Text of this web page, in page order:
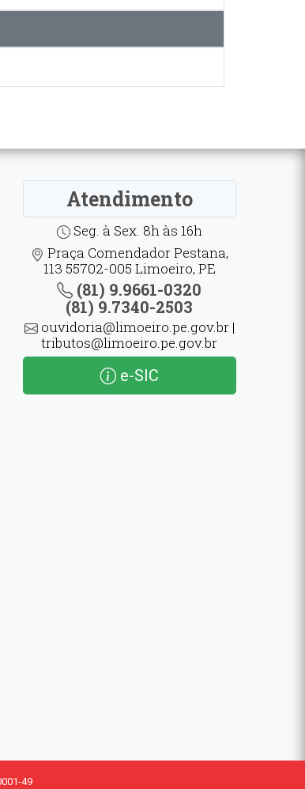
Atendimento
Seg. à Sex. 8h às 16h
Praça Comendador Pestana,
113 55702-005 Limoeiro, PE
(81) 9.9661-0320
(81) 9.7340-2503
ouvidoria@limoeiro.pe.gov.br |
tributos@limoeiro.pe.gov.br
e-SIC
49